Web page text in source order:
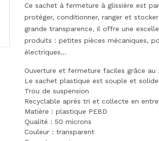
Ce sachet à fermeture à glissière est
protéger, conditionner, ranger et
grande transparence, il offre une
produits : petites pièces mécaniques,
électriques…
Ouverture et fermeture faciles grâce au
Le sachet plastique est souple et solide
Trou de suspension
Recyclable après tri et collecte en
Matière : plastique PEBD
Qualité : 50 microns
Couleur : transparent